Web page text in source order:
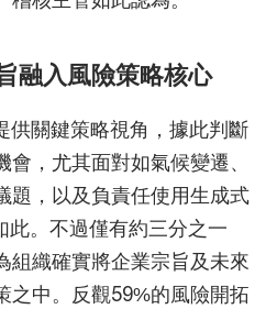
融入風險策略核心
供關鍵策略視角，據此判斷
會，尤其面對如氣候變遷、
題，以及負責任使用生成式
此。不過僅有約三分之一
組織確實將企業宗旨及未來
之中。反觀59%的風險開拓